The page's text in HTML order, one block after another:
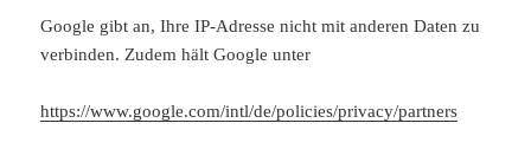
Google gibt an, Ihre IP-Adresse nicht mit anderen Daten zu
verbinden. Zudem hält Google unter
https://www.google.com/intl/de/policies/privacy/partners